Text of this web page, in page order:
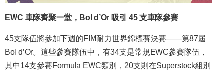
EWC 車隊齊聚一堂，Bol d’Or 吸引 45 支車隊參賽
45支隊伍將參加下週的FIM耐力世界錦標賽決賽——第87屆
Bol d’Or。這些參賽隊伍中，有34支是常規EWC參賽隊伍，
其中14支參賽Formula EWC類別，20支則在Superstock組別